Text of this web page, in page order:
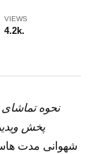
VIEWS
4.2k.
نحوه
پخش
شهوانی مدت